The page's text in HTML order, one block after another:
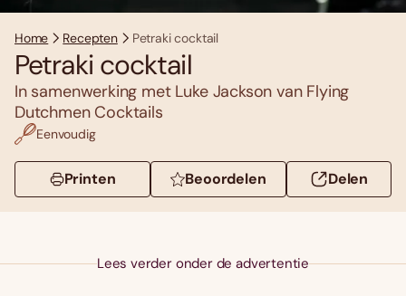
Home Recepten Petraki cocktail
Petraki cocktail
In samenwerking met Luke Jackson van Flying
Dutchmen Cocktails
Eenvoudig
Printen Beoordelen Delen
Lees verder onder de advertentie